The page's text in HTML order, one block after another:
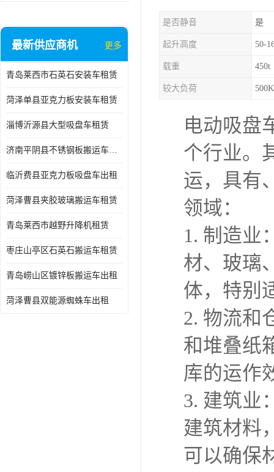
最新供应商机 更多
青岛莱西市石英石安装车租赁
菏泽单县亚克力板安装车租赁
淄博沂源县大型吸盘车租赁
济南平阴县不锈钢板搬运车出租
临沂费县亚克力板吸盘车出租
菏泽曹县夹胶玻璃搬运车租赁
青岛莱西市越野升降机租赁
枣庄山亭区石英石搬运车租赁
青岛崂山区镀锌板搬运车出租
菏泽曹县双能源蜘蛛车出租
是否静音 是
起升高度 50-
载重 450t
较大负荷
电动吸盘
个行业。
运，具有
领域：
1. 制造业
材、玻璃
体，特别
2. 物流和
和堆叠纸
库的运作
3. 建筑业
建筑材料
可以确保